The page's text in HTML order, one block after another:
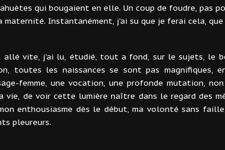
qui bougaient en elle. Un coup de foudre, pas
maternité. Instantanément, j'ai su que je ferai cela,
allé vite, j'ai lu, étudié, tout a fond, sur le sujets, le
toutes les naissances se sont pas magnifiques,
femme, une vocation, une profonde mutation,
vie, de voir cette lumière naître dans le regard des
enthousiasme dès le début, ma volonté sans
pleureurs.